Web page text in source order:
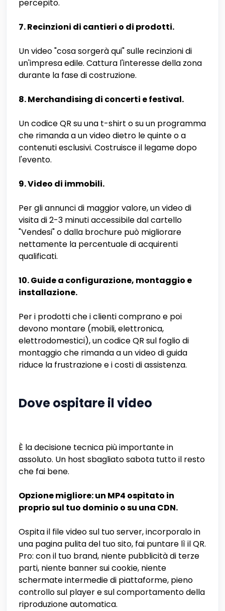
percepito.
7. Recinzioni di cantieri o di prodotti.
Un video "cosa sorgerà qui" sulle recinzioni di
un'impresa edile. Cattura l'interesse della zona
durante la fase di costruzione.
8. Merchandising di concerti e festival.
Un codice QR su una t-shirt o su un programma
che rimanda a un video dietro le quinte o a
contenuti esclusivi. Costruisce il legame dopo
l'evento.
9. Video di immobili.
Per gli annunci di maggior valore, un video di
visita di 2-3 minuti accessibile dal cartello
"Vendesi" o dalla brochure può migliorare
nettamente la percentuale di acquirenti
qualificati.
10. Guide a configurazione, montaggio e
installazione.
Per i prodotti che i clienti comprano e poi
devono montare (mobili, elettronica,
elettrodomestici), un codice QR sul foglio di
montaggio che rimanda a un video di guida
riduce la frustrazione e i costi di assistenza.
Dove ospitare il video
È la decisione tecnica più importante in
assoluto. Un host sbagliato sabota tutto il resto
che fai bene.
Opzione migliore: un MP4 ospitato in
proprio sul tuo dominio o su una CDN.
Ospita il file video sul tuo server, incorporalo in
una pagina pulita del tuo sito, fai puntare lì il QR.
Pro: con il tuo brand, niente pubblicità di terze
parti, niente banner sui cookie, niente
schermate intermedie di piattaforme, pieno
controllo sul player e sul comportamento della
riproduzione automatica.